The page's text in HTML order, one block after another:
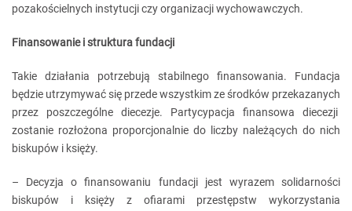
pozakościelnych instytucji czy organizacji wychowawczych.
Finansowanie i struktura fundacji
Takie działania potrzebują stabilnego finansowania. Fundacja
będzie utrzymywać się przede wszystkim ze środków przekazanych
przez poszczególne diecezje. Partycypacja finansowa diecezji
zostanie rozłożona proporcjonalnie do liczby należących do nich
biskupów i księży.
– Decyzja o finansowaniu fundacji jest wyrazem solidarności
biskupów i księży z ofiarami przestępstw wykorzystania